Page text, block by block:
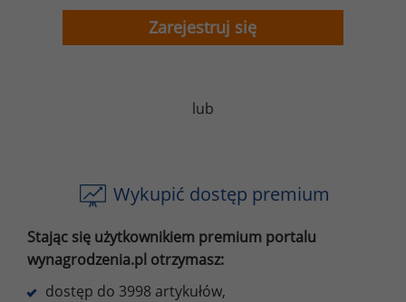
Zarejestruj się
lub
Wykupić dostęp premium
Stając się użytkownikiem premium portalu
wynagrodzenia.pl otrzymasz:
dostęp do 3998 artykułów,